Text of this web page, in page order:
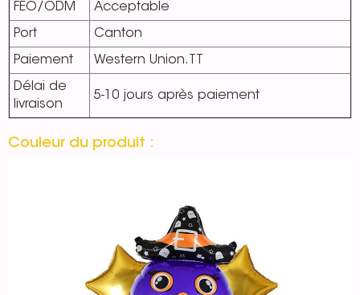
FEO/ODM Acceptable
Port Canton
Paiement Western Union.TT
Délai de
livraison
5-10 jours après paiement
Couleur du produit :